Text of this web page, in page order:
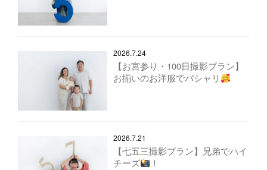
2026.7.24
【お宮参り・100日撮影プラン】
お揃いのお洋服でパシャリ
2026.7.21
【七五三撮影プラン】兄弟でハイ
チーズ
！